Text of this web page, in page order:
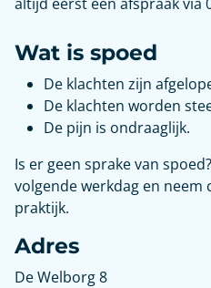
Wat is spoed
De klachten zijn
De klachten worden
De pijn is ondraaglijk.
Is er geen sprake van
volgende werkdag en
praktijk.
Adres
De Welborg 8